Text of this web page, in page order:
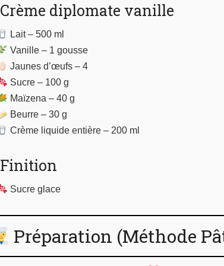
Crème diplomate vanille
Lait – 500 ml
Vanille – 1 gousse
Jaunes d’œufs – 4
Sucre – 100 g
Maïzena – 40 g
Beurre – 30 g
Crème liquide entière – 200 ml
Finition
Sucre glace
Préparation (Méthode